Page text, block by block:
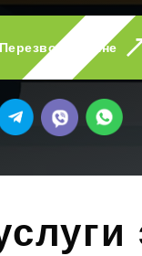
Перезвоните мне